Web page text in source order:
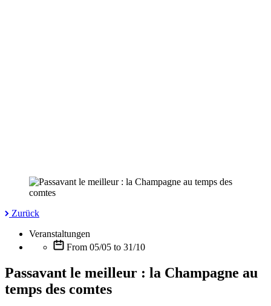
Zurück
Veranstaltungen
From 05/05 to 31/10
Passavant le meilleur : la Champagne au
temps des comtes